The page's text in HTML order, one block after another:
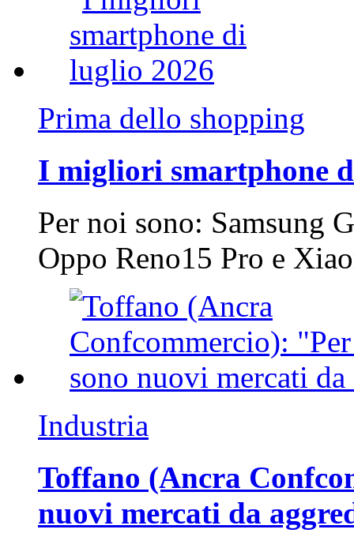
Prima dello shopping
I migliori smartphone
Per noi sono: Samsung
Oppo Reno15 Pro e
Industria
Toffano (Ancra
nuovi mercati da